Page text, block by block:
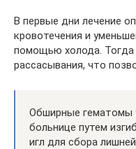
В первые дни лечение
кровотечения и
помощью холода. Тогда
рассасывания, что
Обширные гематомы
больнице путем
игл для сбора